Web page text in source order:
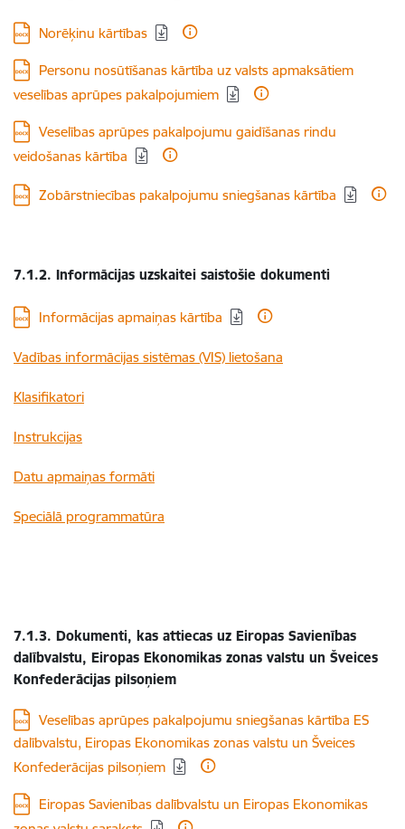
Lejupielādēt:
Norēķinu kārtības
Lejupielādēt:
Personu nosūtīšanas kārtība uz valsts apmaksātiem
veselības aprūpes pakalpojumiem
Lejupielādēt:
Veselības aprūpes pakalpojumu gaidīšanas rindu
veidošanas kārtība
Lejupielādēt:
Zobārstniecības pakalpojumu sniegšanas kārtība
7.1.2. Informācijas uzskaitei saistošie dokumenti
Lejupielādēt:
Informācijas apmaiņas kārtība
Vadības informācijas sistēmas (VIS) lietošana
Klasifikatori
Instrukcijas
Datu apmaiņas formāti
Speciālā programmatūra
7.1.3. Dokumenti, kas attiecas uz Eiropas Savienības
dalībvalstu, Eiropas Ekonomikas zonas valstu un Šveices
Konfederācijas pilsoņiem
Lejupielādēt:
Veselības aprūpes pakalpojumu sniegšanas kārtība ES
dalībvalstu, Eiropas Ekonomikas zonas valstu un Šveices
Konfederācijas pilsoņiem
Lejupielādēt:
Eiropas Savienības dalībvalstu un Eiropas Ekonomikas